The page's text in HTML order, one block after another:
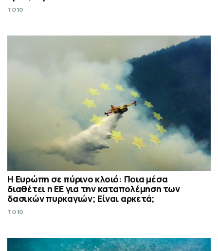
TO10
Η Ευρώπη σε πύρινο κλοιό: Ποια μέσα
διαθέτει η ΕΕ για την καταπολέμηση των
δασικών πυρκαγιών; Είναι αρκετά;
TO10